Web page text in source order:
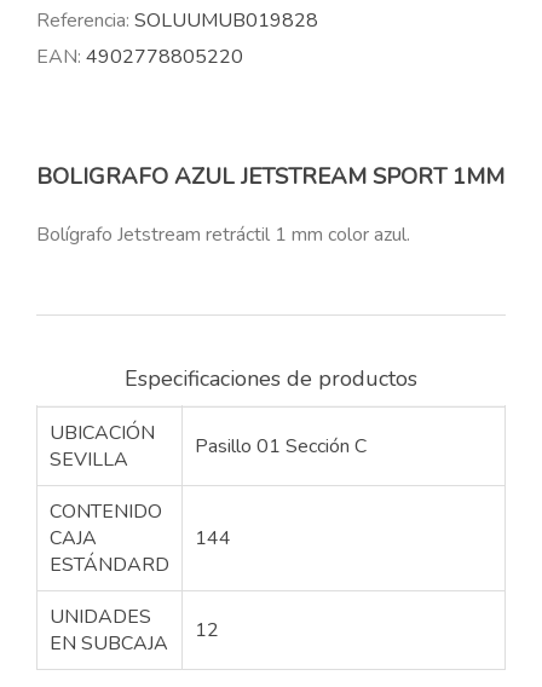
Referencia: SOLUUMUB019828
EAN: 4902778805220
BOLIGRAFO AZUL JETSTREAM SPORT 1MM
Bolígrafo Jetstream retráctil 1 mm color azul.
Especificaciones de productos
UBICACIÓN
SEVILLA
Pasillo 01 Sección C
CONTENIDO
CAJA
ESTÁNDARD
144
UNIDADES
EN SUBCAJA
12